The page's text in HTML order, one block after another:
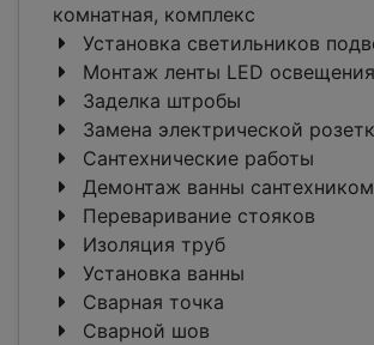
комнатная, комплекс
Установка светильников
Монтаж ленты LED
Заделка штробы
Замена электрической
Сантехнические работы
Демонтаж ванны сантехником
Переваривание стояков
Изоляция труб
Установка ванны
Сварная точка
Сварной шов